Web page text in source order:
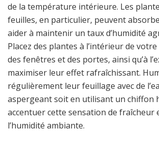
de la température intérieure. Les
feuilles, en particulier, peuvent
aider à maintenir un taux d’humidité
Placez des plantes à l’intérieur de
des fenêtres et des portes, ainsi qu’à
maximiser leur effet rafraîchissant.
régulièrement leur feuillage avec de
aspergeant soit en utilisant un chiffon
accentuer cette sensation de fraîcheur
l’humidité ambiante.